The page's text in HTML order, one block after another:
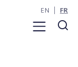
Menu
EN FR